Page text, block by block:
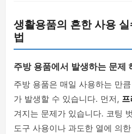
생활용품의 흔한 사용
법
주방 용품에서 발생하는 문제
주방 용품은 매일 사용하는 만
가 발생할 수 있습니다. 먼저, 프
겨지는 문제가 있습니다. 코팅
도구 사용이나 과도한 열에 의